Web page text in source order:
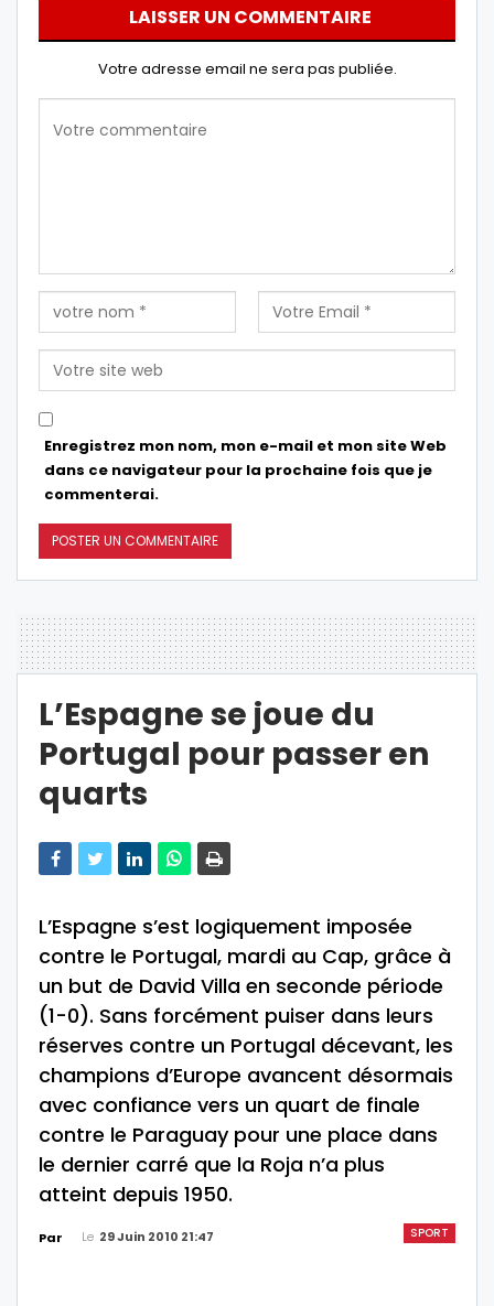
LAISSER UN COMMENTAIRE
Votre adresse email ne sera pas publiée.
Enregistrez mon nom, mon e-mail et mon site Web
dans ce navigateur pour la prochaine fois que je
commenterai.
L’Espagne se joue du
Portugal pour passer en
quarts
L’Espagne s’est logiquement imposée
contre le Portugal, mardi au Cap, grâce à
un but de David Villa en seconde période
(1-0). Sans forcément puiser dans leurs
réserves contre un Portugal décevant, les
champions d’Europe avancent désormais
avec confiance vers un quart de finale
contre le Paraguay pour une place dans
le dernier carré que la Roja n’a plus
atteint depuis 1950.
SPORT
Par Le 29 Juin 2010 21:47